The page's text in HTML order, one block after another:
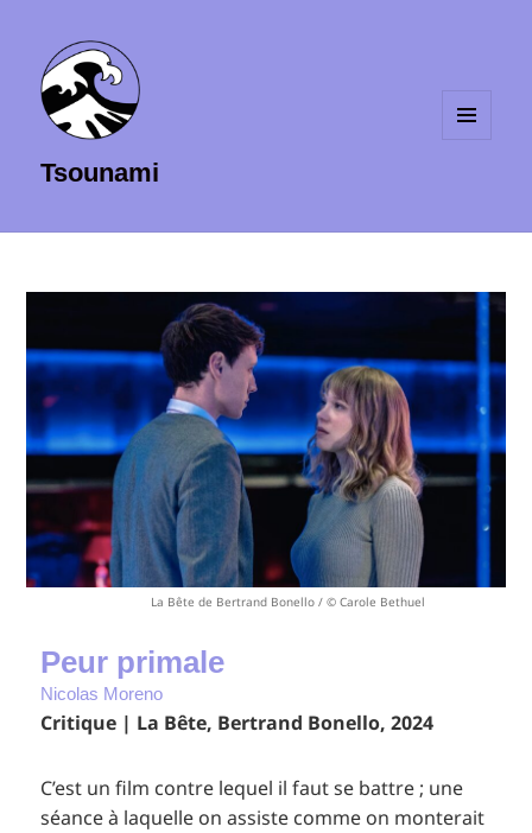
Tsounami
La Bête de Bertrand Bonello / © Carole Bethuel
Peur primale
Nicolas Moreno
Critique | La Bête, Bertrand Bonello, 2024
C’est un film contre lequel il faut se battre ; une
séance à laquelle on assiste comme on monterait